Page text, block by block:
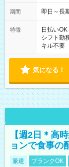
期間 即日～長
特徴 日払いOK
シフト勤
キル不要
気になる！
【週2日＊高
ョンで食事の
派遣 ブランクOK